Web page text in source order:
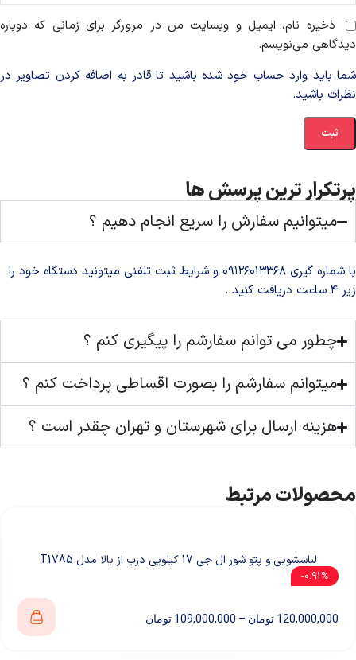
ذخیره نام، ایمیل و وبسایت من در مرورگر برای زمانی که دوباره
دیدگاهی می‌نویسم.
شما باید وارد حساب خود شده باشید تا قادر به اضافه کردن تصاویر در
نظرات باشید.
پرتکرار ترین پرسش ها
میتوانیم سفارش را سریع انجام دهیم ؟
با شماره گیری ۰۹۱۲۶۰۱۳۳۶۸ و شرایط ثبت تلفنی میتونید دستگاه خود را
زیر ۴ ساعت دریافت کنید .
چطور می توانم سفارشم را پیگیری کنم ؟
میتوانم سفارشم را بصورت اقساطی پرداخت کنم ؟
هزینه ارسال برای شهرستان و تهران چقدر است ؟
محصولات مرتبط
لباسشویی و پتو شور ال جی 17 کیلویی درب از بالا مدل T1785
0.91%-
120,000,000 تومان –
109,000,000 تومان